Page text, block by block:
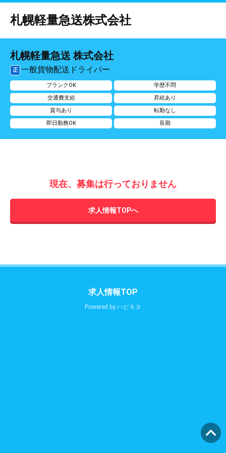
札幌軽量急送株式会社
札幌軽量急送 株式会社
正 一般貨物配送ドライバー
ブランクOK
学歴不問
交通費支給
昇給あり
賞与あり
転勤なし
即日勤務OK
長期
現在、募集は行っておりません
求人情報TOPへ
求人情報TOP
Powered by ハピキタ